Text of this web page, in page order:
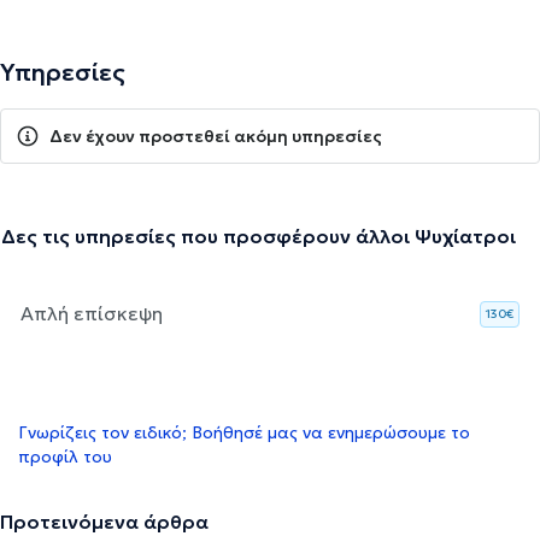
Υπηρεσίες
Δεν έχουν προστεθεί ακόμη υπηρεσίες
Δες τις υπηρεσίες που προσφέρουν άλλοι Ψυχίατροι
Απλή επίσκεψη 130€
Γνωρίζεις τον ειδικό; Βοήθησέ μας να ενημερώσουμε το
προφίλ του
Προτεινόμενα άρθρα